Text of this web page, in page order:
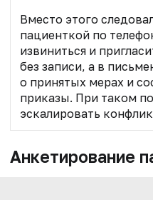
Вместо этого
пациенткой по
извиниться и
без записи, а в
о принятых мерах и
приказы. При таком
эскалировать
Анкетирование